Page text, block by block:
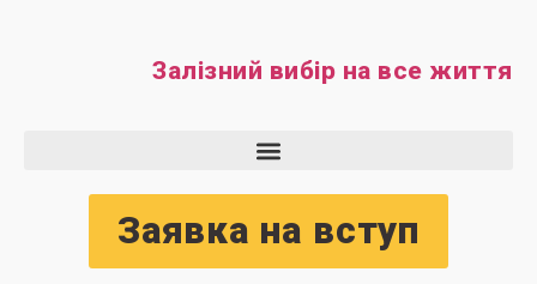
Залізний вибір на все життя
Заявка на вступ